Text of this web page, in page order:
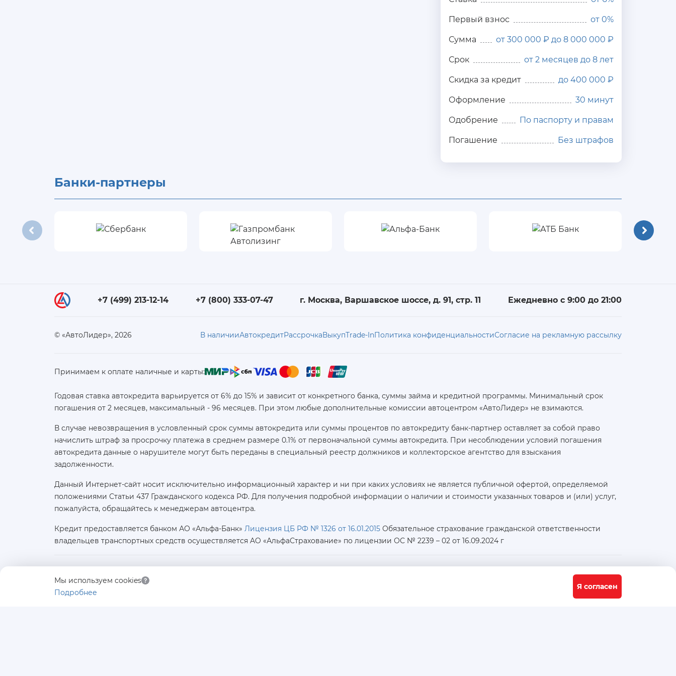
Первый взнос от 0%
Сумма от 300 000 ₽ до 8 000 000 ₽
Срок от 2 месяцев до 8 лет
Скидка за кредит до 400 000 ₽
Оформление 30 минут
Одобрение По паспорту и правам
Погашение Без штрафов
Банки-партнеры
Мы используем cookies
Подробнее
Я согласен
+7 (499) 213-12-14 +7 (800) 333-07-47 г. Москва, Варшавское шоссе, д. 91, стр. 11 Ежедневно с 9:00 до 21:00
© «АвтоЛидер», 2026 В наличииАвтокредитРассрочкаВыкупTrade-InПолитика конфиденциальностиСогласие на рекламную рассылку
Принимаем к оплате наличные и карты:
Годовая ставка автокредита варьируется от 6% до 15% и зависит от конкретного банка, суммы займа и кредитной программы. Минимальный срок
погашения от 2 месяцев, максимальный - 96 месяцев. При этом любые дополнительные комиссии автоцентром «АвтоЛидер» не взимаются.
В случае невозвращения в условленный срок суммы автокредита или суммы процентов по автокредиту банк-партнер оставляет за собой право
начислить штраф за просрочку платежа в среднем размере 0.1% от первоначальной суммы автокредита. При несоблюдении условий погашения
автокредита данные о нарушителе могут быть переданы в специальный реестр должников и коллекторское агентство для взыскания
задолженности.
Данный Интернет-сайт носит исключительно информационный характер и ни при каких условиях не является публичной офертой, определяемой
положениями Статьи 437 Гражданского кодекса РФ. Для получения подробной информации о наличии и стоимости указанных товаров и (или) услуг,
пожалуйста, обращайтесь к менеджерам автоцентра.
Кредит предоставляется банком АО «Альфа-Банк» Лицензия ЦБ РФ № 1326 от 16.01.2015 Обязательное страхование гражданской ответственности
владельцев транспортных средств осуществляется AO «АльфаСтрахование» по лицензии ОС № 2239 – 02 от 16.09.2024 г
ООО «АВТОЛИДЕР»
117556, город Москва, Варшавское ш., д. 91 стр. 11